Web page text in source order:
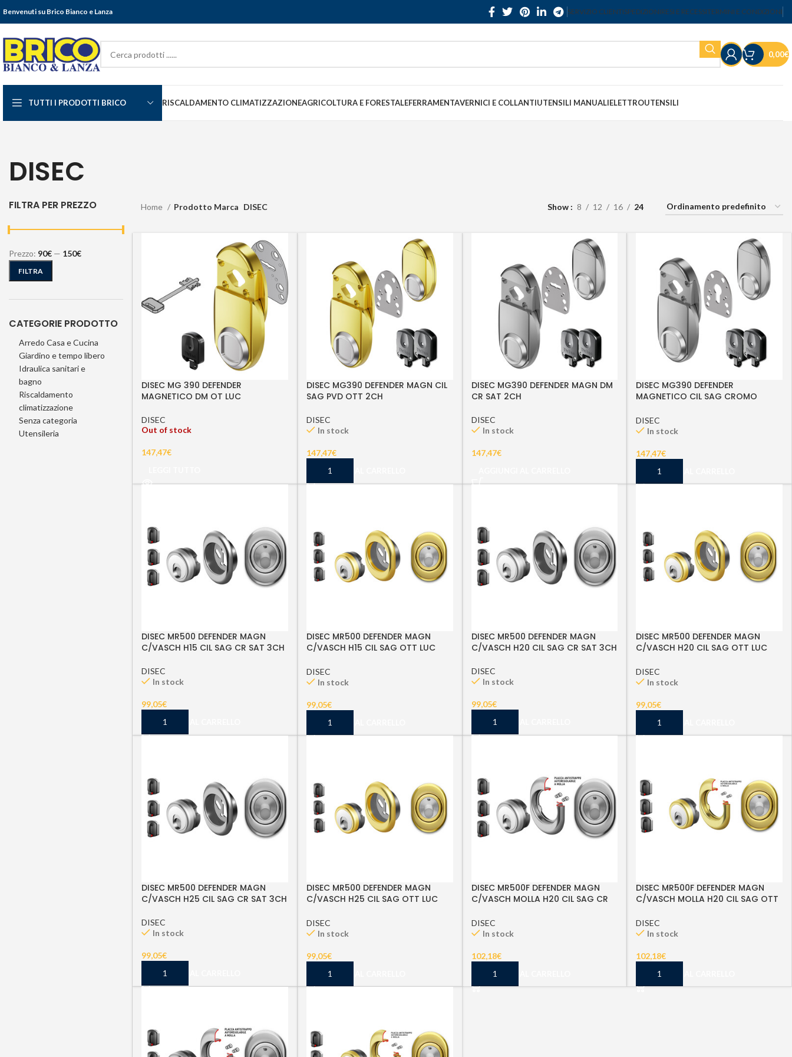
Benvenuti su Brico Bianco e Lanza SERVIZIO CLIENTISPEDIZIONIRESI E RECESSITERMINI E CONDIZIONI
0,00€
TUTTI I PRODOTTI BRICO RISCALDAMENTO CLIMATIZZAZIONEAGRICOLTURA E FORESTALEFERRAMENTAVERNICI E COLLANTIUTENSILI MANUALIELETTROUTENSILI
DISEC
FILTRA PER PREZZO
FILTRA
Prezzo: 90€ — 150€
CATEGORIE PRODOTTO
Arredo Casa e Cucina
Giardino e tempo libero
Idraulica sanitari e
bagno
Riscaldamento
climatizzazione
Senza categoria
Utensileria
Home Prodotto Marca DISEC Show 8 12 16 24
DISEC MG 390 DEFENDER
MAGNETICO DM OT LUC
DISEC
Out of stock
147,47€
DISEC MG390 DEFENDER MAGN CIL
SAG PVD OTT 2CH
DISEC
In stock
147,47€
AGGIUNGI AL CARRELLO
DISEC MG390 DEFENDER MAGN DM
CR SAT 2CH
DISEC
In stock
147,47€
DISEC MG390 DEFENDER
MAGNETICO CIL SAG CROMO
DISEC
In stock
147,47€
AGGIUNGI AL CARRELLO
DISEC MR500 DEFENDER MAGN
C/VASCH H15 CIL SAG CR SAT 3CH
DISEC
In stock
99,05€
AGGIUNGI AL CARRELLO
DISEC MR500 DEFENDER MAGN
C/VASCH H15 CIL SAG OTT LUC
DISEC
In stock
99,05€
AGGIUNGI AL CARRELLO
DISEC MR500 DEFENDER MAGN
C/VASCH H20 CIL SAG CR SAT 3CH
DISEC
In stock
99,05€
AGGIUNGI AL CARRELLO
DISEC MR500 DEFENDER MAGN
C/VASCH H20 CIL SAG OTT LUC
DISEC
In stock
99,05€
AGGIUNGI AL CARRELLO
DISEC MR500 DEFENDER MAGN
C/VASCH H25 CIL SAG CR SAT 3CH
DISEC
In stock
99,05€
AGGIUNGI AL CARRELLO
DISEC MR500 DEFENDER MAGN
C/VASCH H25 CIL SAG OTT LUC
DISEC
In stock
99,05€
AGGIUNGI AL CARRELLO
DISEC MR500F DEFENDER MAGN
C/VASCH MOLLA H20 CIL SAG CR
DISEC
In stock
102,18€
AGGIUNGI AL CARRELLO
DISEC MR500F DEFENDER MAGN
C/VASCH MOLLA H20 CIL SAG OTT
DISEC
In stock
102,18€
AGGIUNGI AL CARRELLO